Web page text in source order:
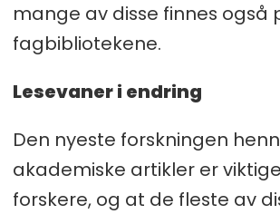
mange av disse finnes også
fagbibliotekene.
Lesevaner i endring
Den nyeste forskningen
akademiske artikler er
forskere, og at de fleste av